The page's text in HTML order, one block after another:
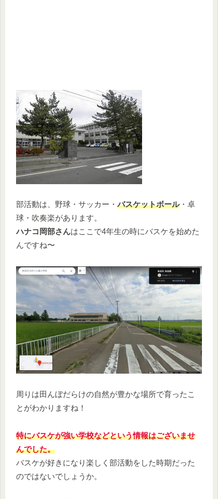
部活動は、野球・サッカー・バスケットボール・卓
球・吹奏楽があります。
ハナコ岡部さんはここで4年生の時にバスケを始めた
んですね〜
周りは田んぼだらけの自然が豊かな場所で育ったこ
とがわかりますね！
特にバスケが強い学校などという情報はございませ
んでした。
バスケが好きになり楽しく部活動をした時期だった
のではないでしょうか。